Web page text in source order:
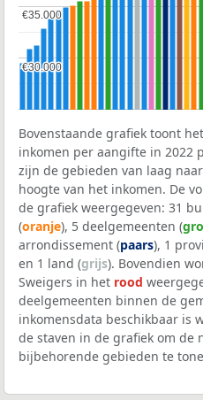
€30.000
€30.000
€35.000
€35.000
Bovenstaande grafiek toont
inkomen per aangifte in 2022
zijn de gebieden van laag
hoogte van het inkomen. De
de grafiek weergegeven: 31
(oranje), 5 deelgemeenten (
arrondissement (paars), 1
en 1 land (grijs). Bovendien
Sweigers in het rood
deelgemeenten binnen de
inkomensdata beschikbaar is
de staven in de grafiek om de
bijbehorende gebieden te